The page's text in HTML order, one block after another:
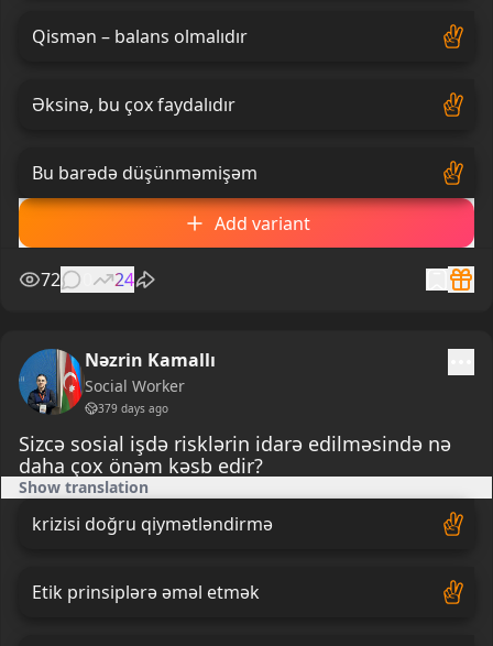
Qismən – balans olmalıdır
Əksinə, bu çox faydalıdır
Bu barədə düşünməmişəm
Add variant
72 24
Nəzrin Kamallı
Social Worker
379 days ago
Sizcə sosial işdə risklərin idarə edilməsində nə
daha çox önəm kəsb edir?
Show translation
krizisi doğru qiymətləndirmə
Etik prinsiplərə əməl etmək